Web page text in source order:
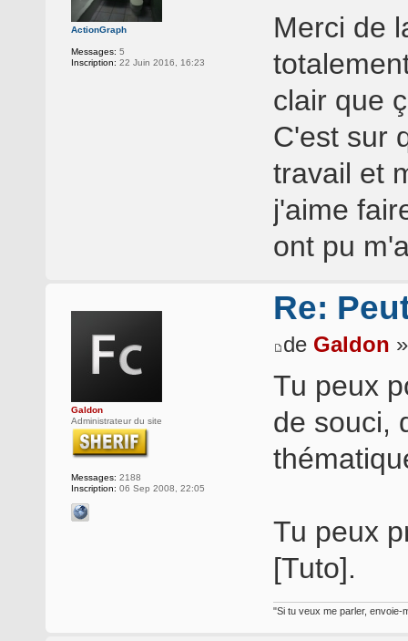
ActionGraph
Messages: 5
Inscription: 22 Juin 2016, 16:23
Merci de
clair que
C'est sur
travail et
j'aime
ont pu
Galdon
Administrateur du site
Messages: 2188
Inscription: 06 Sep 2008, 22:05
Re:
de Galdon
Tu peux
de souci,
Tu peux
[Tuto].
"Si tu veux me parler, envoie-